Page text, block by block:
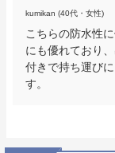
kumikan (40代・女性)
こちらの防水性
にも優れており
付きで持ち運び
す。